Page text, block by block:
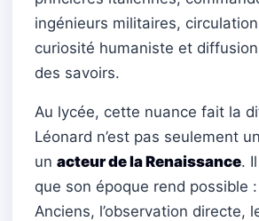
ingénieurs militaires,
curiosité humaniste et
des savoirs.
Au lycée, cette nuance fait la
Léonard n’est pas seulement
un acteur de la Renaissance.
que son époque rend possible :
Anciens, l’observation directe,